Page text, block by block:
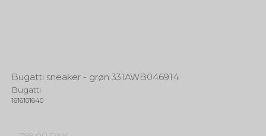
Bugatti sneaker - grøn 331AWB046914
Bugatti
1616101640